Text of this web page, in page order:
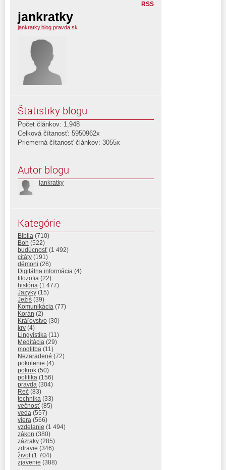
RSS
jankratky
jankratky.blog.pravda.sk
Štatistiky blogu
Počet článkov: 1,948
Celková čítanosť: 5950962x
Priemerná čítanosť článkov: 3055x
Autor blogu
jankratky
Kategórie
Biblia (710)
Boh (522)
budúcnosť (1 492)
citáty (191)
démoni (26)
Digitálna informácia (4)
filozofia (22)
história (1 477)
Jazyky (15)
Ježiš (39)
Komunikácia (77)
Korán (2)
Kráľovstvo (30)
krv (4)
Lingvistika (11)
Meditácia (29)
modlitba (11)
Nezaradené (72)
pokolenie (4)
pokrok (50)
politika (156)
pravda (304)
Reč (83)
technika (33)
večnosť (85)
veda (557)
viera (566)
vzdelanie (1 494)
zákon (380)
zázraky (285)
zdravie (346)
život(1 704)
zjavenie (388)